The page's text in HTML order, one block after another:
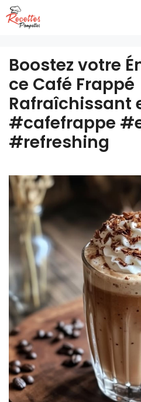
Aller
au
Boostez votre
ce Café Frappé
Rafraîchissant
#cafefrappe
#refreshing